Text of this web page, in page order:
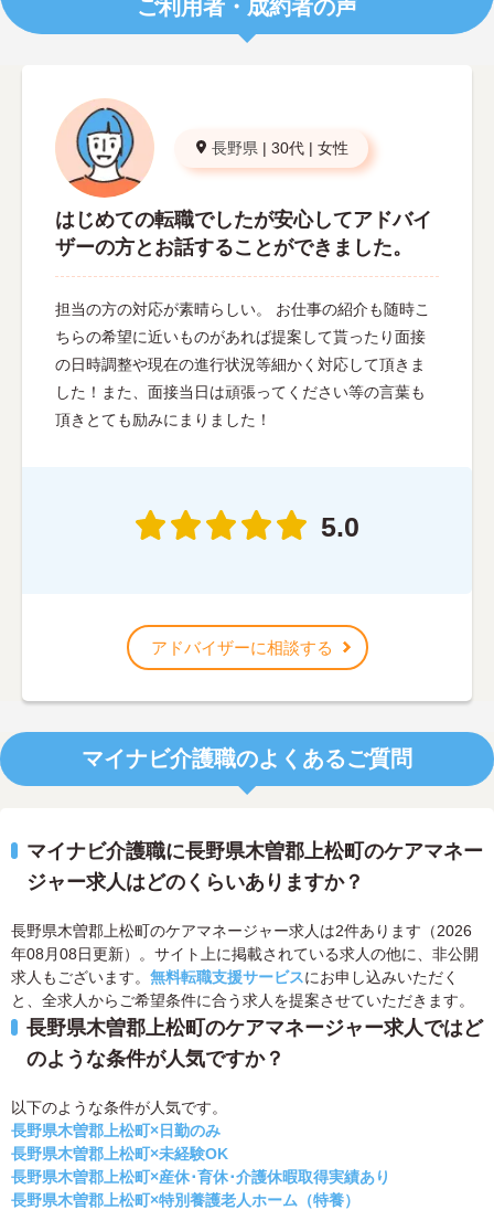
ご利用者・成約者の声
長野県 | 30代 | 女性
はじめての転職でしたが安心してアドバイ
ザーの方とお話することができました。
担当の方の対応が素晴らしい。 お仕事の紹介も随時こ
ちらの希望に近いものがあれば提案して貰ったり面接
の日時調整や現在の進行状況等細かく対応して頂きま
した！また、面接当日は頑張ってください等の言葉も
頂きとても励みにまりました！
5.0
アドバイザーに相談する
マイナビ介護職のよくあるご質問
マイナビ介護職に長野県木曽郡上松町のケアマネー
ジャー求人はどのくらいありますか？
長野県木曽郡上松町のケアマネージャー求人は2件あります（2026
年08月08日更新）。サイト上に掲載されている求人の他に、非公開
求人もございます。 無料転職支援サービスにお申し込みいただく
と、全求人からご希望条件に合う求人を提案させていただきます。
長野県木曽郡上松町のケアマネージャー求人ではど
のような条件が人気ですか？
以下のような条件が人気です。
長野県木曽郡上松町×日勤のみ
長野県木曽郡上松町×未経験OK
長野県木曽郡上松町×産休･育休･介護休暇取得実績あり
長野県木曽郡上松町×特別養護老人ホーム（特養）